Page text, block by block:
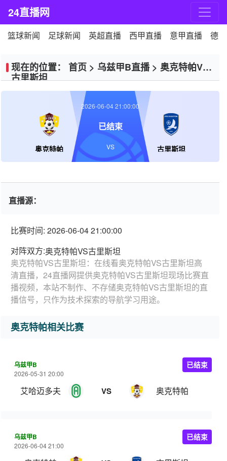
24直播网
篮球新闻 足球新闻 英超直播 西甲直播 意甲直播 德
现在的位置： 首页 > 乌兹甲B直播> 奥克特帕VS
古里斯坦
奥克特帕 古里斯坦
2026-06-04 21:00:00
已结束
VS
直播源：
比赛时间: 2026-06-04 21:00:00
对阵双方:奥克特帕VS古里斯坦
奥克特帕VS古里斯坦：在线看奥克特帕VS古里斯坦高
清直播，24直播网提供奥克特帕VS古里斯坦现场比赛直
播视频，本站不制作、不存储奥克特帕VS古里斯坦的直
播信号，只作为技术探索的导航学习用途。
奥克特帕相关比赛
乌兹甲B
2026-05-31 20:00
艾哈迈多夫 VS 奥克特帕
已结束
乌兹甲B
2026-06-04 21:00
已结束